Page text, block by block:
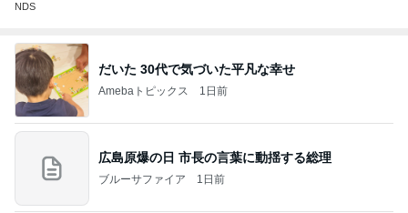
NDS
だいた 30代で気づいた平凡な幸せ
Amebaトピックス 1日前
広島原爆の日 市長の言葉に動揺する総理
ブルーサファイア 1日前